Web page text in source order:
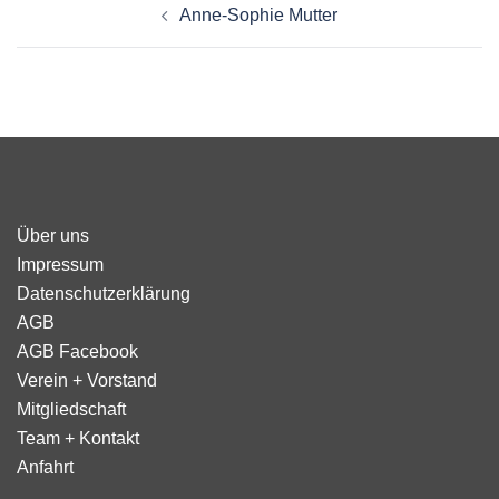
Anne-Sophie Mutter
Über uns
Impressum
Datenschutzerklärung
AGB
AGB Facebook
Verein + Vorstand
Mitgliedschaft
Team + Kontakt
Anfahrt